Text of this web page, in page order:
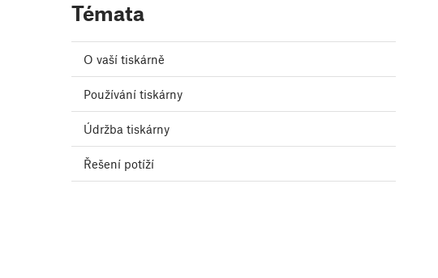
Témata
O vaší tiskárně
Používání tiskárny
Údržba tiskárny
Řešení potíží